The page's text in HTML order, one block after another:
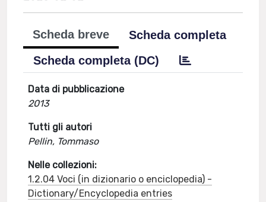
Scheda breve
Scheda completa
Scheda completa (DC)
Data di pubblicazione
2013
Tutti gli autori
Pellin, Tommaso
Nelle collezioni:
1.2.04 Voci (in dizionario o enciclopedia) -
Dictionary/Encyclopedia entries